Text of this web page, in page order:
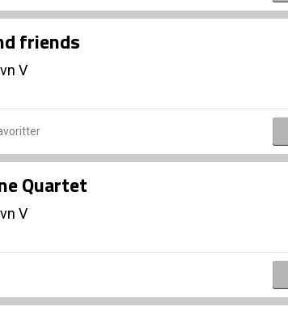
friends
V
Quartet
V